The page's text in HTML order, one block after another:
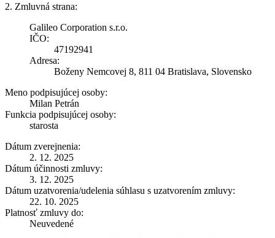
2. Zmluvná strana:
Galileo Corporation s.r.o.
IČO:
47192941
Adresa:
Boženy Nemcovej 8, 811 04 Bratislava, Slovensko
Meno podpisujúcej osoby:
Milan Petrán
Funkcia podpisujúcej osoby:
starosta
Dátum zverejnenia:
2. 12. 2025
Dátum účinnosti zmluvy:
3. 12. 2025
Dátum uzatvorenia/udelenia súhlasu s uzatvorením zmluvy:
22. 10. 2025
Platnosť zmluvy do:
Neuvedené